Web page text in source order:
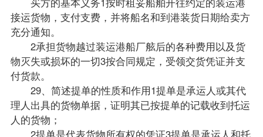
接运货物，支付支费，并将船名和到港装货日期给卖方
充分通知。
2承担货物越过装运港船厂舷后的各种费用以及货
物灭失或损坏的一切3按合同规定，受领交货凭证并支
付货款。
29、简述提单的性质和作用1提单是承运人或其代
理人出具的货物单据，证明其已按提单的记载收到托运
人的货物；
2提单是代表货物所有权的凭证3提单是承运人和托